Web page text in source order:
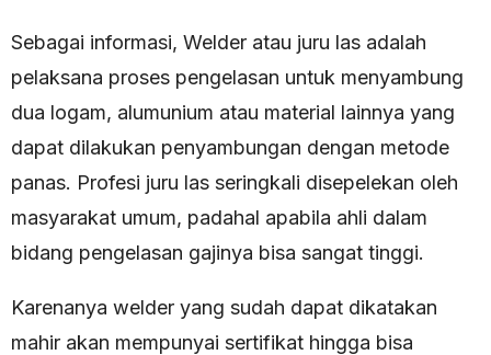
Sebagai informasi, Welder atau juru las adalah
pelaksana proses pengelasan untuk menyambung
dua logam, alumunium atau material lainnya yang
dapat dilakukan penyambungan dengan metode
panas. Profesi juru las seringkali disepelekan oleh
masyarakat umum, padahal apabila ahli dalam
bidang pengelasan gajinya bisa sangat tinggi.
Karenanya welder yang sudah dapat dikatakan
mahir akan mempunyai sertifikat hingga bisa